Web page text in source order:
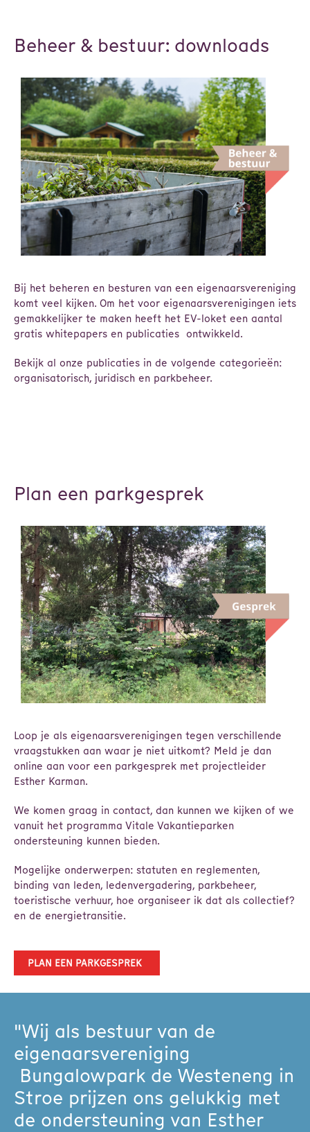
LEES MEER OVER ENERGIE
Beheer & bestuur: downloads
Bij het beheren en besturen van een eigenaarsvereniging
komt veel kijken. Om het voor eigenaarsverenigingen iets
gemakkelijker te maken heeft het EV-loket een aantal
gratis whitepapers en publicaties ontwikkeld.
Bekijk al onze publicaties in de volgende categorieën:
organisatorisch, juridisch en parkbeheer.
HANDIGE DOWNLOADS
Plan een parkgesprek
Loop je als eigenaarsverenigingen tegen verschillende
vraagstukken aan waar je niet uitkomt? Meld je dan
online aan voor een parkgesprek met projectleider
Esther Karman.
We komen graag in contact, dan kunnen we kijken of we
vanuit het programma Vitale Vakantieparken
ondersteuning kunnen bieden.
Mogelijke onderwerpen: statuten en reglementen,
binding van leden, ledenvergadering, parkbeheer,
toeristische verhuur, hoe organiseer ik dat als collectief?
en de energietransitie.
PLAN EEN PARKGESPREK
"Wij als bestuur van de
eigenaarsvereniging
Bungalowpark de Westeneng in
Stroe prijzen ons gelukkig met
de ondersteuning van Esther